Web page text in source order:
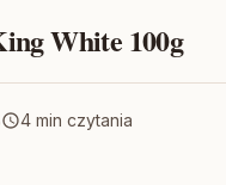
White 100g
4 min czytania